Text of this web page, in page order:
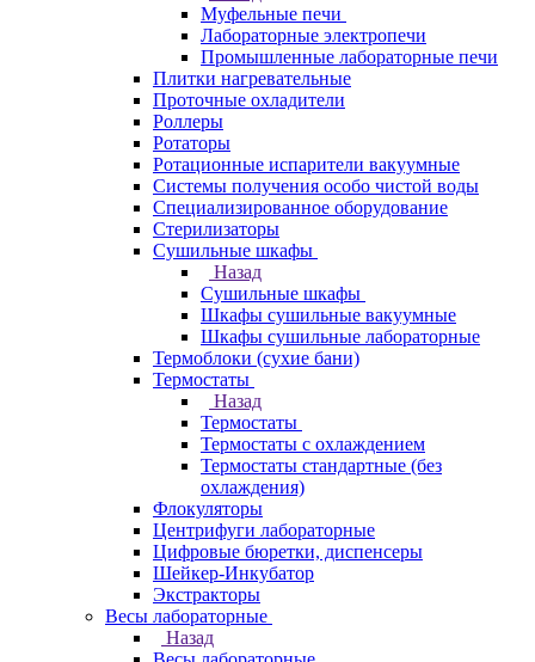
Муфельные печи
Лабораторные электропечи
Промышленные лабораторные печи
Плитки нагревательные
Проточные охладители
Роллеры
Ротаторы
Ротационные испарители вакуумные
Системы получения особо чистой воды
Специализированное оборудование
Стерилизаторы
Сушильные шкафы
Назад
Сушильные шкафы
Шкафы сушильные вакуумные
Шкафы сушильные лабораторные
Термоблоки (сухие бани)
Термостаты
Назад
Термостаты
Термостаты с охлаждением
Термостаты стандартные (без
охлаждения)
Флокуляторы
Центрифуги лабораторные
Цифровые бюретки, диспенсеры
Шейкер-Инкубатор
Экстракторы
Весы лабораторные
Назад